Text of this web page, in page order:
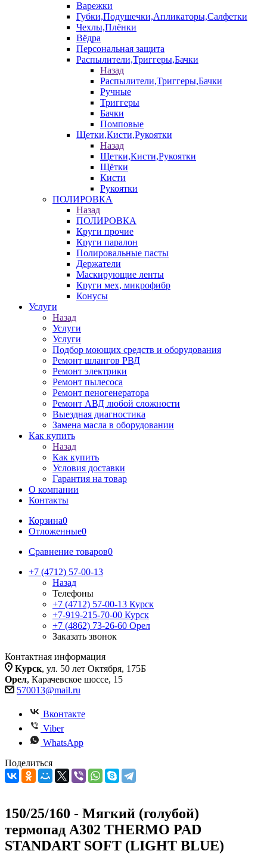
Варежки
Губки,Подушечки,Апликаторы,Салфетки
Чехлы,Плёнки
Вёдра
Персональная защита
Распылители,Триггеры,Бачки
Назад
Распылители,Триггеры,Бачки
Ручные
Триггеры
Бачки
Помповые
Щетки,Кисти,Рукоятки
Назад
Щетки,Кисти,Рукоятки
Щётки
Кисти
Рукоятки
ПОЛИРОВКА
Назад
ПОЛИРОВКА
Круги прочие
Круги паралон
Полировальные пасты
Держатели
Маскирующие ленты
Круги мех, микрофибр
Конусы
Услуги
Назад
Услуги
Услуги
Подбор моющих средств и оборудования
Ремонт шлангов РВД
Ремонт электрики
Ремонт пылесоса
Ремонт пеногенератора
Ремонт АВД любой сложности
Выездная диагностика
Замена масла в оборудовании
Как купить
Назад
Как купить
Условия доставки
Гарантия на товар
О компании
Контакты
Корзина0
Отложенные0
Сравнение товаров0
+7 (4712) 57-00-13
Назад
Телефоны
+7 (4712) 57-00-13 Курск
+7-919-215-70-00 Курск
+7 (4862) 73-26-60 Орел
Заказать звонок
Контактная информация
Курск, ул. 50 лет Октября, 175Б
Орел, Карачевское шоссе, 15
570013@mail.ru
Вконтакте
Viber
WhatsApp
Поделиться
150/25/160 - Мягкий (голубой)
термопад А302 THERMO PAD
STANDART SOFT (LIGHT BLUE)